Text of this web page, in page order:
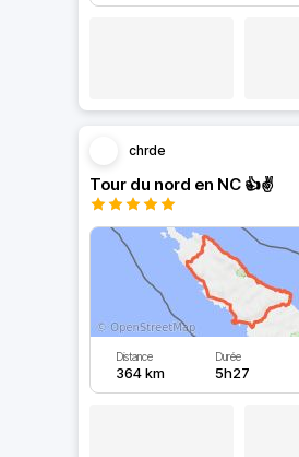
chrde
Tour du nord en NC 👍✌️
Distance
364 km
Durée
5h27